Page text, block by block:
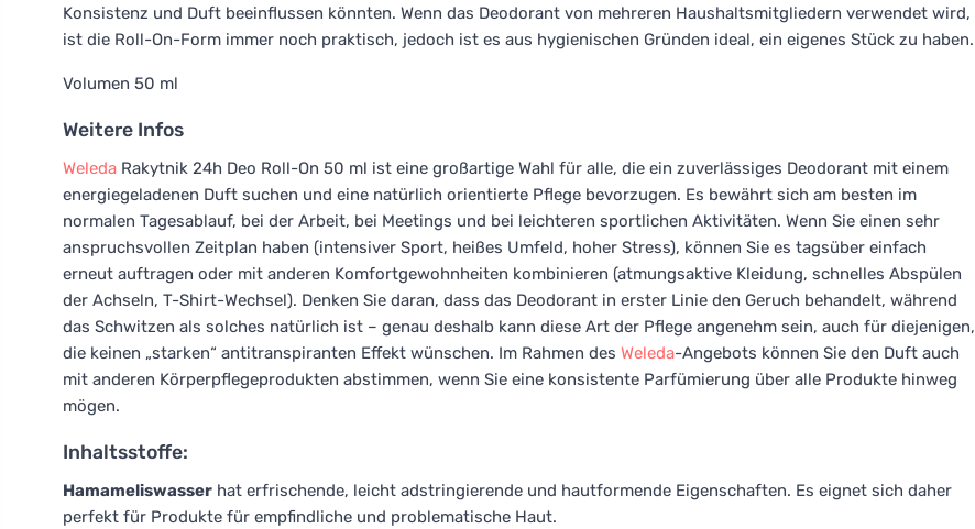
Konsistenz und Duft beeinflussen könnten. Wenn das Deodorant von mehreren Haushaltsmitgliedern verwendet wird,
ist die Roll-On-Form immer noch praktisch, jedoch ist es aus hygienischen Gründen ideal, ein eigenes Stück zu haben.
Volumen 50 ml
Weitere Infos
Weleda Rakytnik 24h Deo Roll-On 50 ml ist eine großartige Wahl für alle, die ein zuverlässiges Deodorant mit einem
energiegeladenen Duft suchen und eine natürlich orientierte Pflege bevorzugen. Es bewährt sich am besten im
normalen Tagesablauf, bei der Arbeit, bei Meetings und bei leichteren sportlichen Aktivitäten. Wenn Sie einen sehr
anspruchsvollen Zeitplan haben (intensiver Sport, heißes Umfeld, hoher Stress), können Sie es tagsüber einfach
erneut auftragen oder mit anderen Komfortgewohnheiten kombinieren (atmungsaktive Kleidung, schnelles Abspülen
der Achseln, T-Shirt-Wechsel). Denken Sie daran, dass das Deodorant in erster Linie den Geruch behandelt, während
das Schwitzen als solches natürlich ist – genau deshalb kann diese Art der Pflege angenehm sein, auch für diejenigen,
die keinen „starken“ antitranspiranten Effekt wünschen. Im Rahmen des Weleda-Angebots können Sie den Duft auch
mit anderen Körperpflegeprodukten abstimmen, wenn Sie eine konsistente Parfümierung über alle Produkte hinweg
mögen.
Inhaltsstoffe:
Hamameliswasser hat erfrischende, leicht adstringierende und hautformende Eigenschaften. Es eignet sich daher
perfekt für Produkte für empfindliche und problematische Haut.